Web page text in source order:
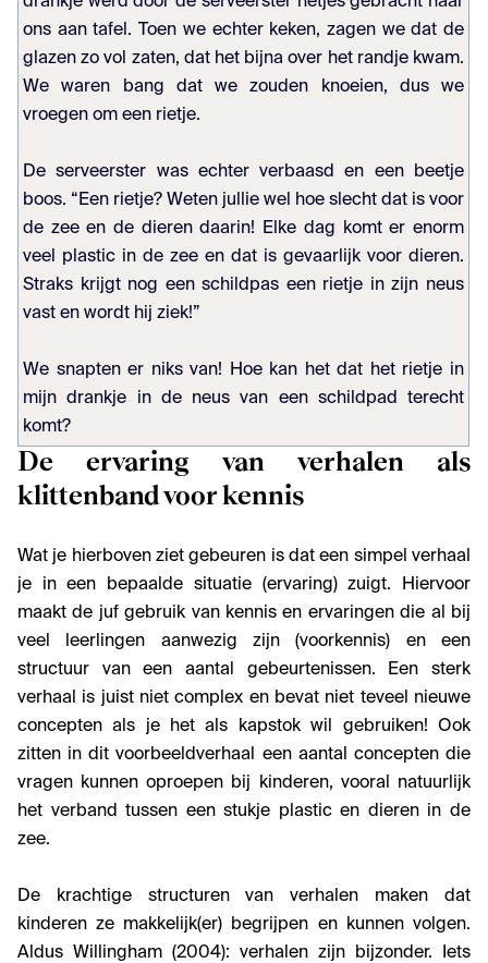
ons aan tafel. Toen we echter keken, zagen we dat de
glazen zo vol zaten, dat het bijna over het randje kwam.
We waren bang dat we zouden knoeien, dus we
vroegen om een rietje.
De serveerster was echter verbaasd en een beetje
boos. “Een rietje? Weten jullie wel hoe slecht dat is voor
de zee en de dieren daarin! Elke dag komt er enorm
veel plastic in de zee en dat is gevaarlijk voor dieren.
Straks krijgt nog een schildpas een rietje in zijn neus
vast en wordt hij ziek!”
We snapten er niks van! Hoe kan het dat het rietje in
mijn drankje in de neus van een schildpad terecht
komt?
De ervaring van verhalen als
klittenband voor kennis
Wat je hierboven ziet gebeuren is dat een simpel verhaal
je in een bepaalde situatie (ervaring) zuigt. Hiervoor
maakt de juf gebruik van kennis en ervaringen die al bij
veel leerlingen aanwezig zijn (voorkennis) en een
structuur van een aantal gebeurtenissen. Een sterk
verhaal is juist niet complex en bevat niet teveel nieuwe
concepten als je het als kapstok wil gebruiken! Ook
zitten in dit voorbeeldverhaal een aantal concepten die
vragen kunnen oproepen bij kinderen, vooral natuurlijk
het verband tussen een stukje plastic en dieren in de
zee.
De krachtige structuren van verhalen maken dat
kinderen ze makkelijk(er) begrijpen en kunnen volgen.
Aldus Willingham (2004): verhalen zijn bijzonder. Iets